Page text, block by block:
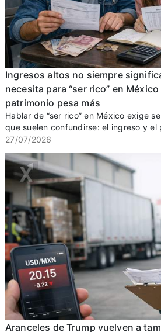
Ingresos altos no siempre
necesita para “ser rico” en
patrimonio pesa más
Hablar de “ser rico” en México exige
que suelen confundirse: el ingreso y el
27/07/2026
Aranceles de Trump vuelven a